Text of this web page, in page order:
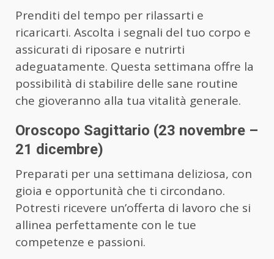
Prenditi del tempo per rilassarti e
ricaricarti. Ascolta i segnali del tuo corpo e
assicurati di riposare e nutrirti
adeguatamente. Questa settimana offre la
possibilità di stabilire delle sane routine
che gioveranno alla tua vitalità generale.
Oroscopo Sagittario (23 novembre –
21 dicembre)
Preparati per una settimana deliziosa, con
gioia e opportunità che ti circondano.
Potresti ricevere un’offerta di lavoro che si
allinea perfettamente con le tue
competenze e passioni.